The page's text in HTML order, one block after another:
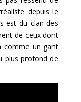
depuis le
est du clan des
de ceux dont
comme un gant
plus profond de